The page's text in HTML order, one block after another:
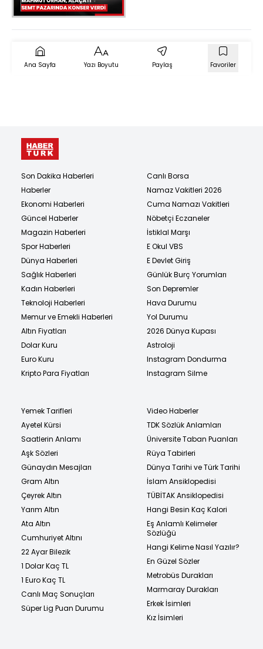
Ana Sayfa Yazı Boyutu Paylaş Favoriler
Son Dakika Haberleri
Haberler
Ekonomi Haberleri
Güncel Haberler
Magazin Haberleri
Spor Haberleri
Dünya Haberleri
Sağlık Haberleri
Kadın Haberleri
Teknoloji Haberleri
Memur ve Emekli Haberleri
Altın Fiyatları
Dolar Kuru
Euro Kuru
Kripto Para Fiyatları
Canlı Borsa
Namaz Vakitleri 2026
Cuma Namazı Vakitleri
Nöbetçi Eczaneler
İstiklal Marşı
E Okul VBS
E Devlet Giriş
Günlük Burç Yorumları
Son Depremler
Hava Durumu
Yol Durumu
2026 Dünya Kupası
Astroloji
Instagram Dondurma
Instagram Silme
Yemek Tarifleri
Ayetel Kürsi
Saatlerin Anlamı
Aşk Sözleri
Günaydın Mesajları
Gram Altın
Çeyrek Altın
Yarım Altın
Ata Altın
Cumhuriyet Altını
22 Ayar Bilezik
1 Dolar Kaç TL
1 Euro Kaç TL
Canlı Maç Sonuçları
Süper Lig Puan Durumu
Video Haberler
TDK Sözlük Anlamları
Üniversite Taban Puanları
Rüya Tabirleri
Dünya Tarihi ve Türk Tarihi
İslam Ansiklopedisi
TÜBİTAK Ansiklopedisi
Hangi Besin Kaç Kalori
Eş Anlamlı Kelimeler
Sözlüğü
Hangi Kelime Nasıl Yazılır?
En Güzel Sözler
Metrobüs Durakları
Marmaray Durakları
Erkek İsimleri
Kız İsimleri